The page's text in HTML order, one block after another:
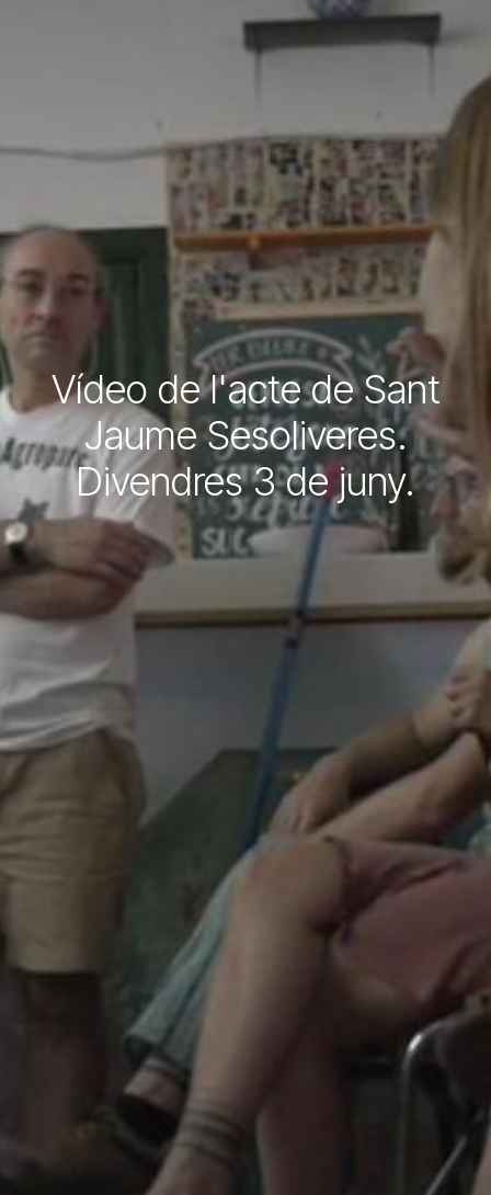
Vídeo de l'acte de Sant
Jaume Sesoliveres.
Divendres 3 de juny.